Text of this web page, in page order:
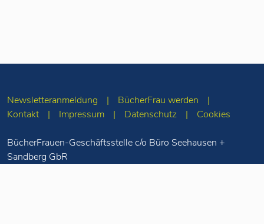
Newsletteranmeldung
BücherFrau werden
Kontakt
Impressum Datenschutz Cookies
BücherFrauen-Geschäftsstelle c/o Büro Seehausen +
Sandberg GbR